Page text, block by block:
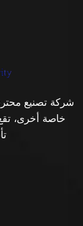
شركة تصنيع
خاصة أخرى،